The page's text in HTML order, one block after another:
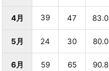
4月 39 47 83.0
5月 24 30 80.0
6月 59 65 90.8